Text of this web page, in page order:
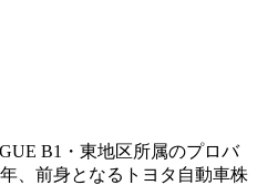
B1・東地区所属のプロバ
、前身となるトヨタ自動車株